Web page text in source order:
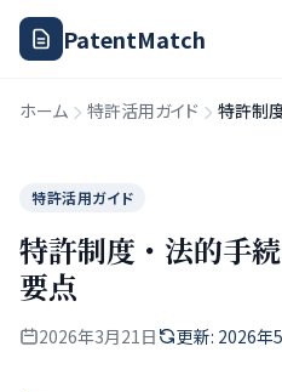
PatentMatch
ホーム 特許活用ガイド 特許制
特許活用ガイド
特許制度・法的手
要点
2026年3月21日 更新: 2026年